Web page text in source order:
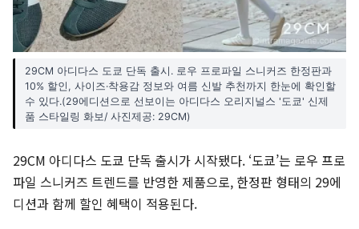
29CM 아디다스 도쿄 단독 출시. 로우 프로파일 스니커즈 한정판과
10% 할인, 사이즈·착용감 정보와 여름 신발 추천까지 한눈에 확인할
수 있다.(29에디션으로 선보이는 아디다스 오리지널스 '도쿄' 신제
품 스타일링 화보/ 사진제공: 29CM)
29CM 아디다스 도쿄 단독 출시가 시작됐다. ‘도쿄’는 로우 프로
파일 스니커즈 트렌드를 반영한 제품으로, 한정판 형태의 29에
디션과 함께 할인 혜택이 적용된다.